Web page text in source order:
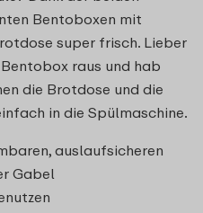
Bentoboxen mit
super frisch. Lieber
raus und hab
die Brotdose und die
in die Spülmaschine.
auslaufsicheren
Gabel